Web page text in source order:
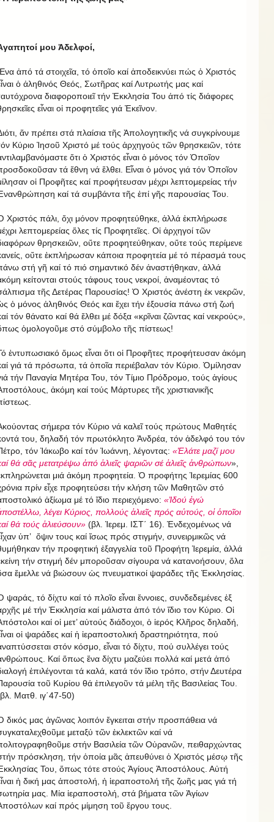
μου Ἀδελφοί,
ἀπό τά στοιχεῖα, τό ὁποῖο καί ἀποδεικνύει πώς ὁ Χριστός
ὁ ἀληθινός Θεός, Σωτῆρας καί Λυτρωτής μας καί
διαφοροποιεῖ τήν Ἐκκλησία Του ἀπό τίς διάφορες
εἶναι οἱ προφητεῖες γιά Ἐκεῖνον.
ἄν πρέπει στά πλαίσια τῆς Ἀπολογητικῆς νά συγκρίνουμε
Κύριο Ἰησοῦ Χριστό μέ τούς ἀρχηγούς τῶν θρησκειῶν, τότε
ὅτι ὁ Χριστός εἶναι ὁ μόνος τόν Ὁποῖον
τά ἔθνη νά ἔλθει. Εἶναι ὁ μόνος γιά τόν Ὁποῖον
οἱ Προφῆτες καί προφήτευσαν μέχρι λεπτομερείας τήν
καί τά συμβάντα τῆς ἐπί γῆς παρουσίας Του.
Χριστός πάλι, ὄχι μόνον προφητεύθηκε, ἀλλά ἐκπλήρωσε
λεπτομερείας ὅλες τίς Προφητεῖες. Οἱ ἀρχηγοί τῶν
θρησκειῶν, οὔτε προφητεύθηκαν, οὔτε τούς περίμενε
οὔτε ἐκπλήρωσαν κάποια προφητεία μέ τό πέρασμά τους
στή γῆ καί τό πιό σημαντικό δέν ἀναστήθηκαν, ἀλλά
κείτονται στούς τάφους τους νεκροί, ἀναμέοντας τό
τῆς Δετέρας Παρουσίας! Ὁ Χριστός ἀνέστη ἐκ νεκρῶν,
ὁ μόνος ἀληθινός Θεός και ἔχει τήν ἐξουσία πάνω στή ζωή
τόν θάνατο καί θά ἔλθει μέ δόξα «κρῖναι ζῶντας καί νεκρούς»,
ὁμολογοῦμε στό σύμβολο τῆς πίστεως!
ἐντυπωσιακό ὅμως εἶναι ὅτι οἱ Προφῆτες προφήτευσαν ἀκόμη
γιά τά πρόσωπα, τά ὁποῖα περιέβαλαν τόν Κύριο. Ὁμίλησαν
τήν Παναγία Μητέρα Του, τόν Τίμιο Πρόδρομο, τούς ἁγίους
ἀκόμη καί τούς Μάρτυρες τῆς χριστιανικῆς
σήμερα τόν Κύριο νά καλεῖ τούς πρώτους Μαθητές
του, δηλαδή τόν πρωτόκλητο Ἀνδρέα, τόν ἀδελφό του τόν
τόν Ἰάκωβο καί τόν Ἰωάννη, λέγοντας: «Ἐλάτε μαζί μου
θά σᾶς μετατρέψω ἀπό ἁλιεῖς ψαριῶν σέ ἁλιεῖς ἀνθρώπων»,
μιά ἀκόμη προφητεία. Ὁ προφήτης Ἱερεμίας 600
πρίν εἶχε προφητεύσει τήν κλήση τῶν Μαθητῶν στό
ἀξίωμα μέ τό ἴδιο περιεχόμενο: «Ἰδού ἐγώ
λέγει Κύριος, πολλούς ἁλιεῖς πρός αὐτούς, οἱ ὁποῖοι
θά τούς ἁλιεύσουν» (βλ. Ἱερεμ. ΙΣΤ΄ 16). Ἐνδεχομένως νά
ὑπ’ ὄψιν τους καί ἴσως πρός στιγμήν, συνειρμικῶς νά
τήν προφητική ἐξαγγελία τοῦ Προφήτη Ἱερεμία, ἀλλά
τήν στιγμή δέν μποροῦσαν σίγουρα νά κατανοήσουν, ὅλα
ἔμελλε νά βιώσουν ὡς πνευματικοί ψαράδες τῆς Ἐκκλησίας.
ψαράς, τό δίχτυ καί τό πλοῖο εἶναι ἔννοιες, συνδεδεμένες ἐξ
μέ τήν Ἐκκλησία καί μάλιστα ἀπό τόν ἴδιο τον Κύριο. Οἱ
καί οἱ μετ’ αὐτούς διάδοχοι, ὁ ἱερός Κλῆρος δηλαδή,
οἱ ψαράδες καί ἡ ἱεραποστολική δραστηριότητα, πού
στόν κόσμο, εἶναι τό δίχτυ, πού συλλέγει τούς
Καί ὅπως ἕνα δίχτυ μαζεύει πολλά καί μετά ἀπό
ἐπιλέγονται τά καλά, κατά τόν ἴδιο τρόπο, στήν Δευτέρα
τοῦ Κυρίου θά ἐπιλεγοῦν τά μέλη τῆς Βασιλείας Του.
Ματθ. ιγ΄47-50)
δικός μας ἀγῶνας λοιπόν ἔγκειται στήν προσπάθεια νά
μεταξύ τῶν ἐκλεκτῶν καί νά
στήν Βασιλεία τῶν Οὐρανῶν, πειθαρχώντας
πρόσκληση, τήν ὁποία μᾶς ἀπευθύνει ὁ Χριστός μέσῳ τῆς
Του, ὅπως τότε στούς Ἁγίους Ἀποστόλους. Αὐτή
ἡ δική μας ἀποστολή, ἡ ἱεραποστολή τῆς ζωῆς μας γιά τή
μας. Μία ἱεραποστολή, στά βήματα τῶν Ἁγίων
καί πρός μίμηση τοῦ ἔργου τους.